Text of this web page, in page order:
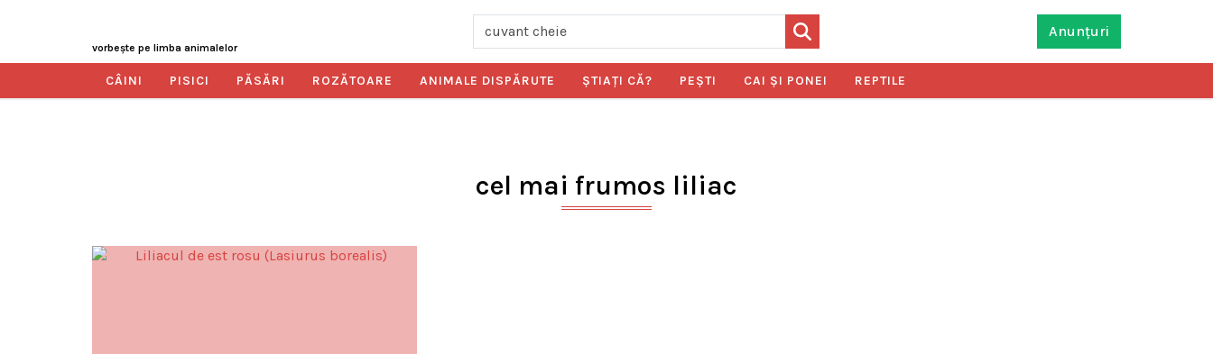
vorbeşte pe limba animalelor
Anunțuri
CÂINI PISICI PĂSĂRI ROZĂTOARE ANIMALE DISPĂRUTE ŞTIAŢI CĂ? PEŞTI CAI ŞI PONEI REPTILE
cel mai frumos liliac